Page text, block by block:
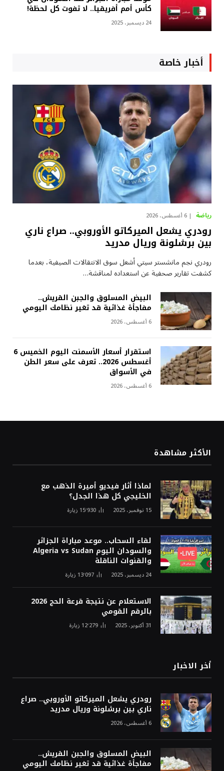
كأس أمم أفريقيا.. لا تفوت كل لحظة!
24 ديسمبر، 2025
أخبار خاصة
رياضة 6 أغسطس، 2026
رودري يشعل الميركاتو الأوروبي.. صراع ناري
بين برشلونة وريال مدريد
رودري نجم مانشستر سيتي أشعل سوق الانتقالات الصيفية، بعدما
كشفت تقارير صحفية عن استعداده لمناقشة…
البيض المسلوق والجبن القريش..
مفاجأة غذائية قد تغير نظامك اليومي
6 أغسطس، 2026
استقرار أسعار الأسمنت اليوم الخميس 6
أغسطس 2026.. تعرف على سعر الطن
في الأسواق
6 أغسطس، 2026
الأكثر مشاهدة
لماذا أثار فيديو أميرة الذهب مع
الخليجي كل هذا الجدل؟
15 نوفمبر، 2025 15٬930 زيارة
لقاء السحاب.. موعد مباراة الجزائر
والسودان اليوم Algeria vs Sudan
والقنوات الناقلة
24 ديسمبر، 2025 13٬097 زيارة
الاستعلام عن نتيجة قرعة الحج 2026
بالرقم القومي
31 أكتوبر، 2025 12٬279 زيارة
أخر الاخبار
رودري يشعل الميركاتو الأوروبي.. صراع
ناري بين برشلونة وريال مدريد
6 أغسطس، 2026
البيض المسلوق والجبن القريش..
مفاجأة غذائية قد تغير نظامك اليومي